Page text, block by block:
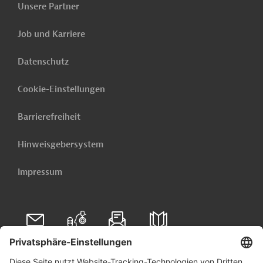
(PDF; 148,9 KB)
PRO20221107917972 - Annex 1
PRO20221107917972 - Annex 2
(PDF; 453,2 KB)
PRO20221107917972 - Annex 4
(PDF; 548,6 KB)
Unsere Partner
Job und Karriere
Datenschutz
Cookie-Einstellungen
Barrierefreiheit
Hinweisgebersystem
Impressum